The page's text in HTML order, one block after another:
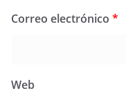
Correo electrónico *
Web